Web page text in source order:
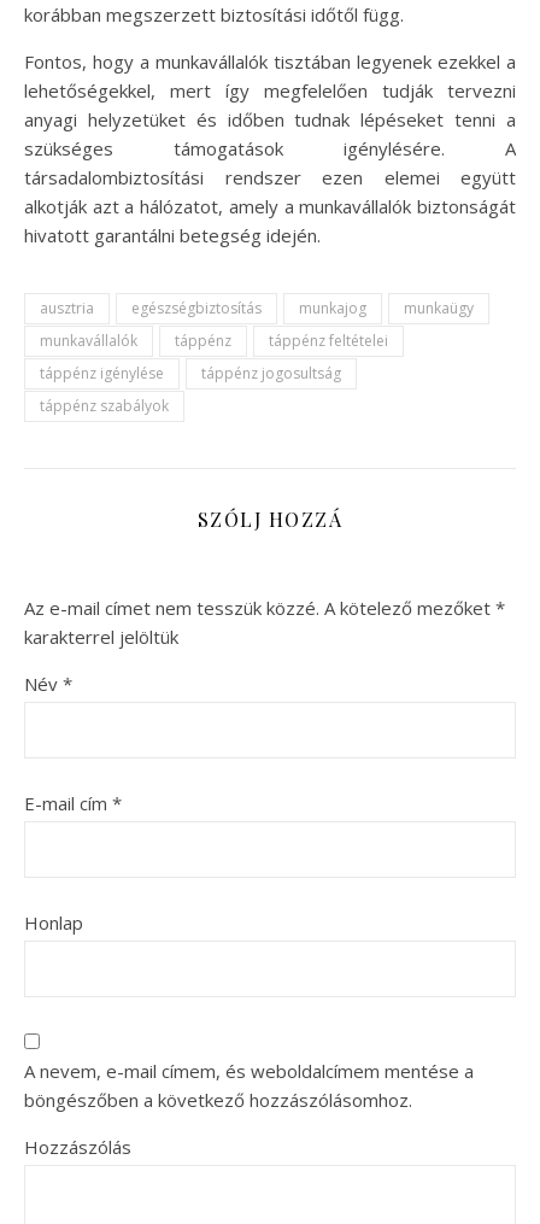
korábban megszerzett biztosítási időtől függ.
Fontos, hogy a munkavállalók tisztában legyenek ezekkel a
lehetőségekkel, mert így megfelelően tudják tervezni
anyagi helyzetüket és időben tudnak lépéseket tenni a
szükséges támogatások igénylésére. A
társadalombiztosítási rendszer ezen elemei együtt
alkotják azt a hálózatot, amely a munkavállalók biztonságát
hivatott garantálni betegség idején.
ausztria egészségbiztosítás munkajog
munkaügy
munkavállalók
táppénz
táppénz feltételei
táppénz igénylése
táppénz jogosultság
táppénz szabályok
SZÓLJ HOZZÁ
Az e-mail címet nem tesszük közzé. A kötelező mezőket *
karakterrel jelöltük
Név *
E-mail cím *
Honlap
A nevem, e-mail címem, és weboldalcímem mentése a
böngészőben a következő hozzászólásomhoz.
Hozzászólás